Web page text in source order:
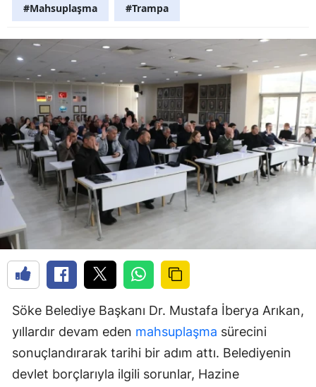
#Mahsuplaşma #Trampa
Söke Belediye Başkanı Dr. Mustafa İberya Arıkan,
yıllardır devam eden mahsuplaşma sürecini
sonuçlandırarak tarihi bir adım attı. Belediyenin
devlet borçlarıyla ilgili sorunlar, Hazine